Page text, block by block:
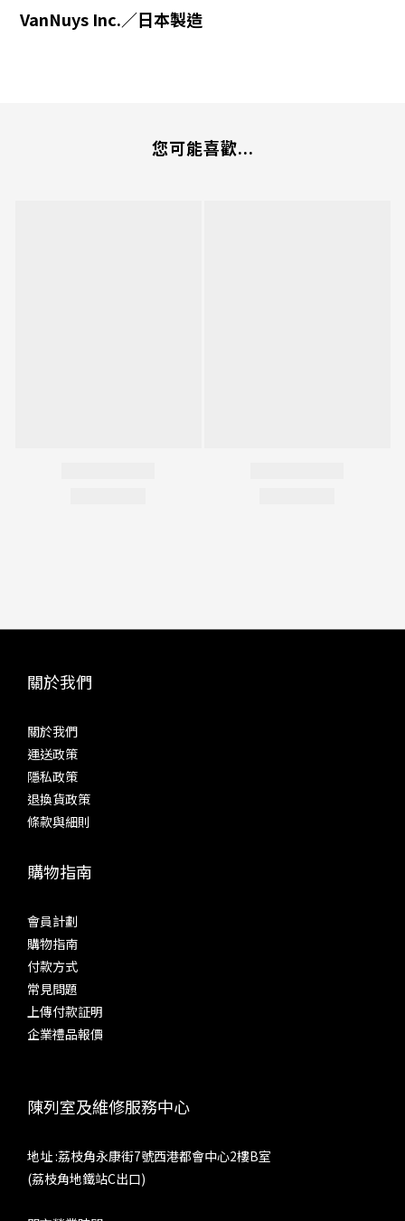
VanNuys Inc.／日本製造
您可能喜歡...
關於我們
關於我們
運送政策
隱私政策
退換貨政策
條款與細則
購物指南
會員計劃
購物指南
付款方式
常見問題
上傳付款証明
企業禮品報價
陳列室及維修服務中心
地址 :荔枝角永康街7號西港都會中心2樓B室
(荔枝角地鐵站C出口)